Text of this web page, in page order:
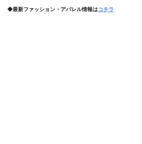
◆最新ファッション・アパレル情報はコチラ